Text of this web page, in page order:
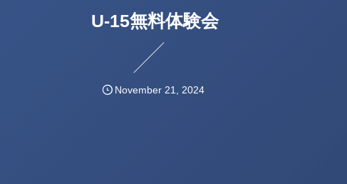
U-15無料体験会
November 21 2024